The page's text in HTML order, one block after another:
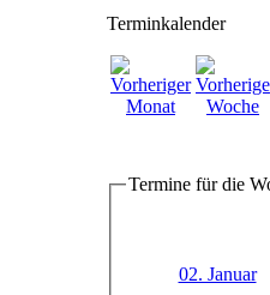
Terminkalender
Termine für die
02. Januar